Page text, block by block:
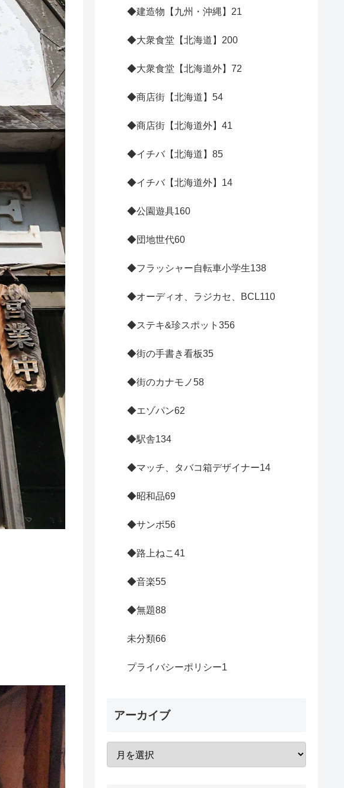
◆建造物【九州・沖縄】 21
◆大衆食堂【北海道】 200
◆大衆食堂【北海道外】 72
◆商店街【北海道】 54
◆商店街【北海道外】 41
◆イチバ【北海道】 85
◆イチバ【北海道外】 14
◆公園遊具160
◆団地世代60
◆フラッシャー自転車小学生138
◆オーディオ、ラジカセ、BCL110
◆ステキ&珍スポット 356
◆街の手書き看板35
◆街のカナモノ58
◆エゾパン62
◆駅舎134
◆マッチ、タバコ箱デザイナー14
◆昭和品69
◆サンポ56
◆路上ねこ 41
◆音楽55
◆無題88
未分類66
プライバシーポリシー1
アーカイブ